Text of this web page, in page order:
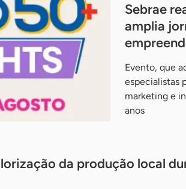
Sebrae
amplia
Evento, que
especialistas
marketing e
anos
da produção local